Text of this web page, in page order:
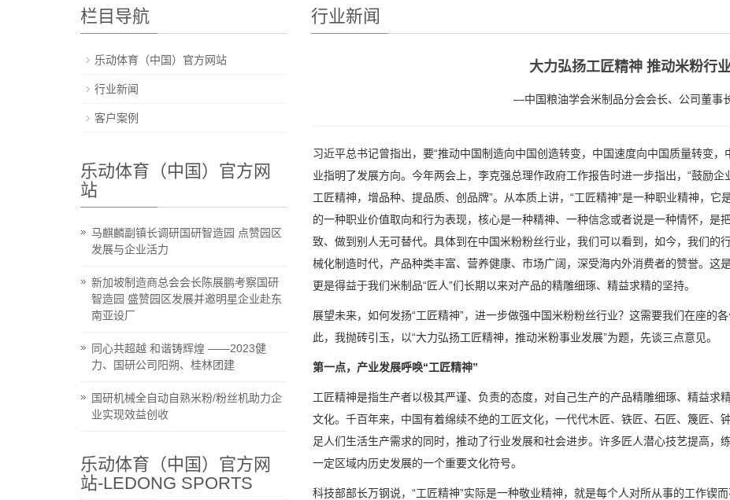
行业新闻
大力弘扬工匠精神 推动米粉行
—中国粮油学会米制品分会会长、公司董事
习近平总书记曾指出，要“推动中国制造向中国创造转变，中国速度向中国质量转变
业指明了发展方向。今年两会上，李克强总理作政府工作报告时进一步指出，“鼓励
工匠精神，增品种、提品质、创品牌”。从本质上讲，“工匠精神”是一种职业精神，
的一种职业价值取向和行为表现，核心是一种精神、一种信念或者说是一种情怀，是
致、做到别人无可替代。具体到在中国米粉粉丝行业，我们可以看到，如今，我们的
械化制造时代，产品种类丰富、营养健康、市场广阔，深受海内外消费者的赞誉。这
更是得益于我们米制品“匠人”们长期以来对产品的精雕细琢、精益求精的坚持。
展望未来，如何发扬“工匠精神”，进一步做强中国米粉粉丝行业？这需要我们在座的
此，我抛砖引玉，以“大力弘扬工匠精神，推动米粉事业发展”为题，先谈三点意见。
第一点，产业发展呼唤“工匠精神”
工匠精神是指生产者以极其严谨、负责的态度，对自己生产的产品精雕细琢、精益求
文化。千百年来，中国有着绵续不绝的工匠文化，一代代木匠、铁匠、石匠、篾匠、
足人们生活生产需求的同时，推动了行业发展和社会进步。许多匠人潜心技艺提高，
一定区域内历史发展的一个重要文化符号。
科技部部长万钢说，“工匠精神”实际是一种敬业精神，就是每个人对所从事的工作锲
栏目导航
乐动体育（中国）官方网站
行业新闻
客户案例
乐动体育（中国）官方网
站
马麒麟副镇长调研国研智造园 点赞园区
发展与企业活力
新加坡制造商总会会长陈展鹏考察国研
智造园 盛赞园区发展并邀明星企业赴东
南亚设厂
同心共超越 和谐铸辉煌 ——2023健
力、国研公司阳朔、桂林团建
国研机械全自动自熟米粉/粉丝机助力企
业实现效益创收
乐动体育（中国）官方网
站-LEDONG SPORTS